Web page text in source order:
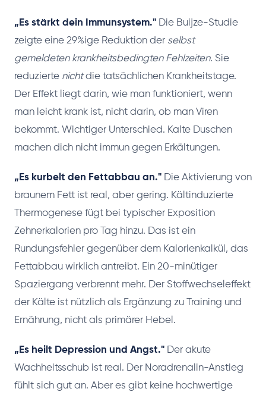
„Es stärkt dein Immunsystem." Die Buijze-Studie
zeigte eine 29%ige Reduktion der selbst
gemeldeten krankheitsbedingten Fehlzeiten. Sie
reduzierte nichtdie tatsächlichen Krankheitstage.
Der Effekt liegt darin, wie man funktioniert, wenn
man leicht krank ist, nicht darin, ob man Viren
bekommt. Wichtiger Unterschied. Kalte Duschen
machen dich nicht immun gegen Erkältungen.
„Es kurbelt den Fettabbau an." Die Aktivierung von
braunem Fett ist real, aber gering. Kältinduzierte
Thermogenese fügt bei typischer Exposition
Zehnerkalorien pro Tag hinzu. Das ist ein
Rundungsfehler gegenüber dem Kalorienkalkül, das
Fettabbau wirklich antreibt. Ein 20-minütiger
Spaziergang verbrennt mehr. Der Stoffwechseleffekt
der Kälte ist nützlich als Ergänzung zu Training und
Ernährung, nicht als primärer Hebel.
„Es heilt Depression und Angst." Der akute
Wachheitsschub ist real. Der Noradrenalin-Anstieg
fühlt sich gut an. Aber es gibt keine hochwertige